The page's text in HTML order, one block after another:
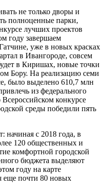
не только дворы и
полноценные парки,
лучших проектов
году завершаем
уже в новых красках
в Ивангороде, совсем
в Киришах, новые точки
Бору. На реализацию семи
было выделено 610,7 млн
из федерального
конкурсе
среды победили пять
начиная с 2018 года, в
120 общественных и
комфортной городской
бюджета выделяют
году на карте
еще почти 80 новых